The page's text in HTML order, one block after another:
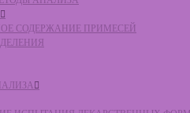
СОДЕРЖАНИЕ ПРИМЕСЕЙ